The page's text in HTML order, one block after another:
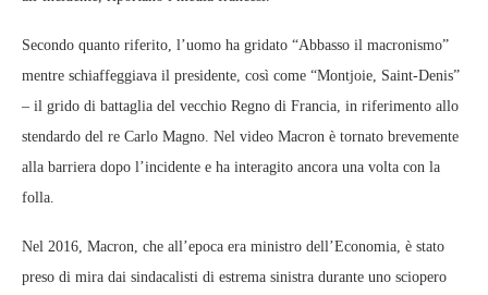
Secondo quanto riferito, l’uomo ha gridato “Abbasso il macronismo”
mentre schiaffeggiava il presidente, così come “Montjoie, Saint-Denis”
– il grido di battaglia del vecchio Regno di Francia, in riferimento allo
stendardo del re Carlo Magno. Nel video Macron è tornato brevemente
alla barriera dopo l’incidente e ha interagito ancora una volta con la
folla.
Nel 2016, Macron, che all’epoca era ministro dell’Economia, è stato
preso di mira dai sindacalisti di estrema sinistra durante uno sciopero